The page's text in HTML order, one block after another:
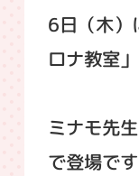
6日（木）
ロナ教室
ミナモ先
で登場です